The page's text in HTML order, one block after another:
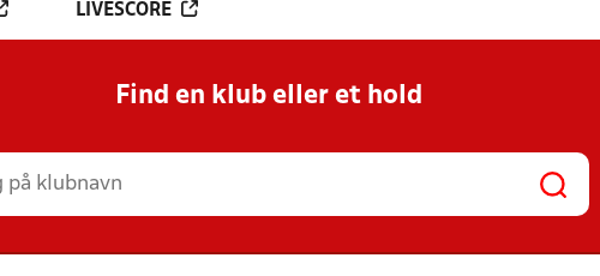
LIVESCORE
Find en klub eller et hold